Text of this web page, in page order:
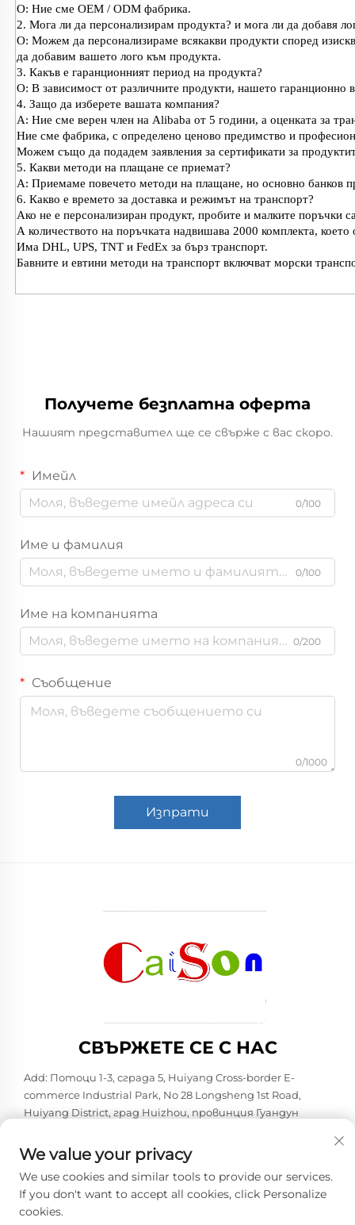
О: Ние сме OEM / ODM фабрика.
2. Мога ли да персонализирам продукта? и мога ли да добавя
О: Можем да персонализираме всякакви продукти според
да добавим вашето лого към продукта.
3. Какъв е гаранционният период на продукта?
О: В зависимост от различните продукти, нашето гаранционно
4. Защо да изберете вашата компания?
A: Ние сме верен член на Alibaba от 5 години, а оценката за
Ние сме фабрика, с определено ценово предимство и
Можем също да подадем заявления за сертификати за
5. Какви методи на плащане се приемат?
A: Приемаме повечето методи на плащане, но основно банков
6. Какво е времето за доставка и режимът на транспорт?
Ако не е персонализиран продукт, пробите и малките поръчки
А количеството на поръчката надвишава 2000 комплекта,
Има DHL, UPS, TNT и FedEx за бърз транспорт.
Бавните и евтини методи на транспорт включват морски
Получете безплатна оферта
Нашият представител ще се свърже с вас скоро.
Имейл
0/100
Име и фамилия
0/100
Име на компанията
0/200
Съобщение
0/1000
Изпрати
СВЪРЖЕТЕ СЕ С НАС
Add: Потоци 1-3, сграда 5, Huiyang Cross-border E-
commerce Industrial Park, No 28 Longsheng 1st Road,
Huiyang District, град Huizhou, провинция Гуандун
Имейл:[email protected]
Автоматно право © 2026 Shenzhen Caison Technology Co.,
We value your privacy
We use cookies and similar tools to provide our services.
If you don't want to accept all cookies, click Personalize
cookies.